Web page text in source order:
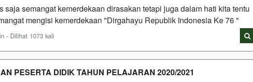
saja semangat kemerdekaan dirasakan tetapi juga dalam hati kita tentu
mengisi kemerdekaan "Dirgahayu Republik Indonesia Ke 76 "
- Dilihat 1073 kali
PESERTA DIDIK TAHUN PELAJARAN 2020/2021